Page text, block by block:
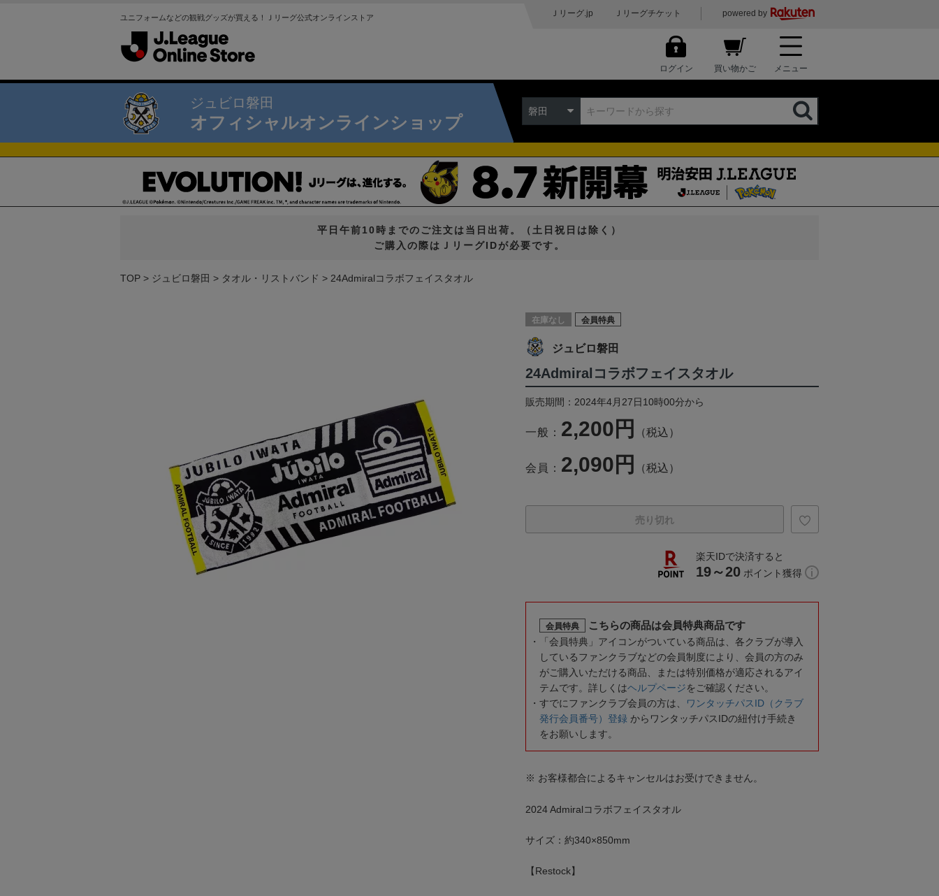
ユニフォームなどの観戦グッズが買える！Ｊリーグ公式オンラインストア Ｊリーグ.jp Ｊリーグチケット powered by
ログイン 買い物かご メニュー
ジュビロ磐田
オフィシャルオンラインショップ
磐田
平日午前10時までのご注文は当日出荷。（土日祝日は除く）
ご購入の際はＪリーグIDが必要です。
TOP ジュビロ磐田 タオル・リストバンド 24Admiralコラボフェイスタオル
在庫なし 会員特典
ジュビロ磐田
24Admiralコラボフェイスタオル
販売期間：2024年4月27日10時00分から
一般： 2,200円 （税込）
会員： 2,090円 （税込）
売り切れ
楽天IDで決済すると
19～20 ポイント獲得
会員特典 こちらの商品は会員特典商品です
「会員特典」アイコンがついている商品は、各クラブが導入
しているファンクラブなどの会員制度により、会員の方のみ
がご購入いただける商品、または特別価格が適応されるアイ
テムです。詳しくはヘルプページをご確認ください。
すでにファンクラブ会員の方は、
ワンタッチパスID（クラブ
発行会員番号）登録 からワンタッチパスIDの紐付け手続き
をお願いします。
※ お客様都合によるキャンセルはお受けできません。
2024 Admiralコラボフェイスタオル
サイズ：約340×850mm
【Restock】